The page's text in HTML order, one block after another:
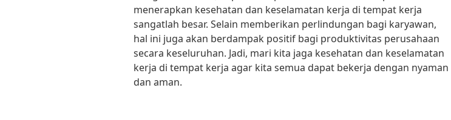
menerapkan kesehatan dan keselamatan kerja di tempat kerja
sangatlah besar. Selain memberikan perlindungan bagi karyawan,
hal ini juga akan berdampak positif bagi produktivitas perusahaan
secara keseluruhan. Jadi, mari kita jaga kesehatan dan keselamatan
kerja di tempat kerja agar kita semua dapat bekerja dengan nyaman
dan aman.